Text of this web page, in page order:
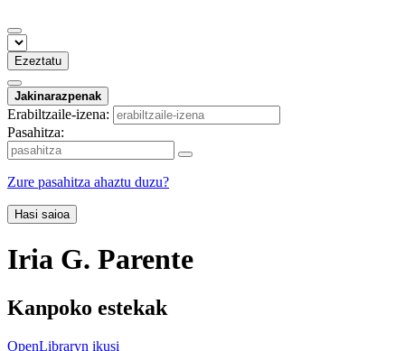
Ezeztatu
Jakinarazpenak
Erabiltzaile-izena:
Pasahitza:
Zure pasahitza ahaztu duzu?
Hasi saioa
Iria G. Parente
Kanpoko estekak
OpenLibraryn ikusi